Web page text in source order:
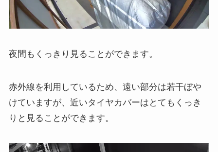
夜間もくっきり見ることができます。
赤外線を利用しているため、遠い部分は若干ぼや
けていますが、近いタイヤカバーはとてもくっき
りと見ることができます。